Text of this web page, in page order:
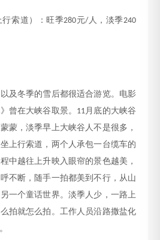
索道）：旺季280元/人，淡季240
及冬季的雪后都很适合游览。电影
曾在大峡谷取景。 11 月底的大峡谷
蒙，淡季早上大峡谷人不是很多 ，
上行索道，两个人承包一台缆车的
程中越往上升映入眼帘的景色越美，
不断，随手一拍都美到不行，从山
一个童话世界。淡季人少，一路上
拍就怎么拍。工作人员沿路撒盐化